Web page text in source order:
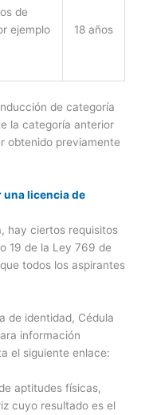
de
ejemplo
18 años
de categoría
la categoría anterior
obtenido previamente
una licencia de
hay ciertos requisitos
19 de la Ley 769 de
todos los aspirantes
de identidad, Cédula
información
el siguiente enlace:
aptitudes físicas,
cuyo resultado es el